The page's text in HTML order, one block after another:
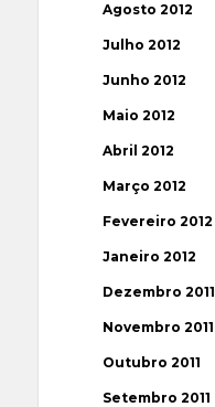
Agosto 2012
Julho 2012
Junho 2012
Maio 2012
Abril 2012
Março 2012
Fevereiro 2012
Janeiro 2012
Dezembro 2011
Novembro 2011
Outubro 2011
Setembro 2011